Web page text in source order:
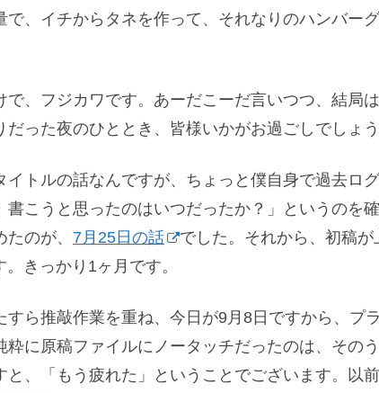
で、イチからタネを作って、それなりのハンバー
で、フジカワです。あーだこーだ言いつつ、結局
だった夜のひととき、皆様いかがお過ごしでしょう
イトルの話なんですが、ちょっと僕自身で過去ロ
書こうと思ったのはいつだったか？」というのを
たのが、 7月25日の話 でした。それから、初稿
。きっかり1ヶ月です。
すら推敲作業を重ね、今日が9月8日ですから、プ
粋に原稿ファイルにノータッチだったのは、その
と、「もう疲れた」ということでございます。以前